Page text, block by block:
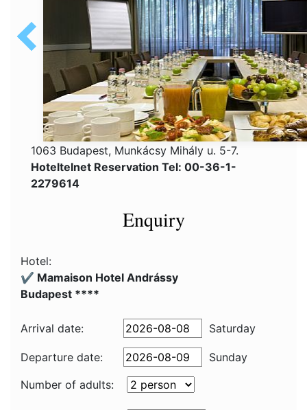
1063 Budapest, Munkácsy Mihály u. 5-7.
Hoteltelnet Reservation Tel: 00-36-1-
2279614
Enquiry
Hotel:
✔️ Mamaison Hotel Andrássy
Budapest ****
Arrival date: Saturday
Departure date:
Sunday
Number of adults: